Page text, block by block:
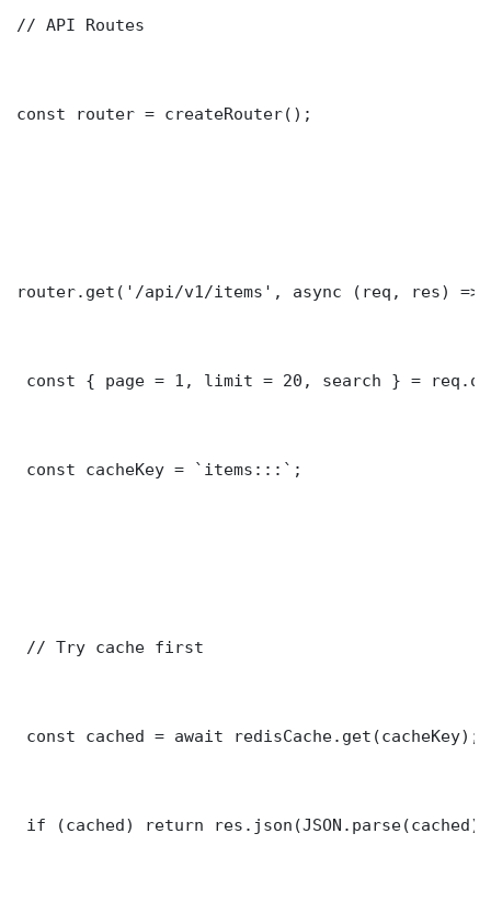
// API Routes
const router = createRouter();
router.get('/api/v1/items', async (req, res) =>
const { page = 1, limit = 20, search } =
const cacheKey = `items:::`;
// Try cache first
const cached = await redisCache.get(cacheKey);
if (cached) return